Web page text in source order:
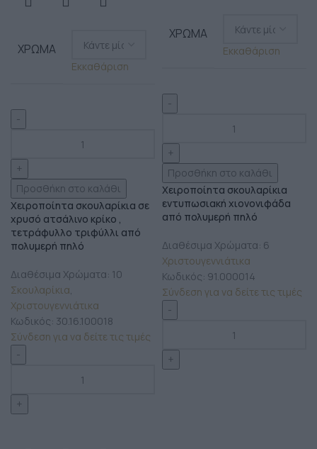
ΧΡΏΜΑ
Εκκαθάριση
Προσθήκη στο καλάθι
Χειροποίητα σκουλαρίκια σε
χρυσό ατσάλινο κρίκο ,
τετράφυλλο τριφύλλι από
πολυμερή πηλό
Διαθέσιμα Χρώματα: 10
Σκουλαρίκια,
Χριστουγεννιάτικα
Κωδικός: 30.16.100018
Σύνδεση για να δείτε τις τιμές
ΧΡΏΜΑ
Εκκαθάριση
Προσθήκη στο καλάθι
Χειροποίητα σκουλαρίκια
εντυπωσιακή χιονονιφάδα
από πολυμερή πηλό
Διαθέσιμα Χρώματα: 6
Χριστουγεννιάτικα
Κωδικός: 91.000014
Σύνδεση για να δείτε τις τιμές